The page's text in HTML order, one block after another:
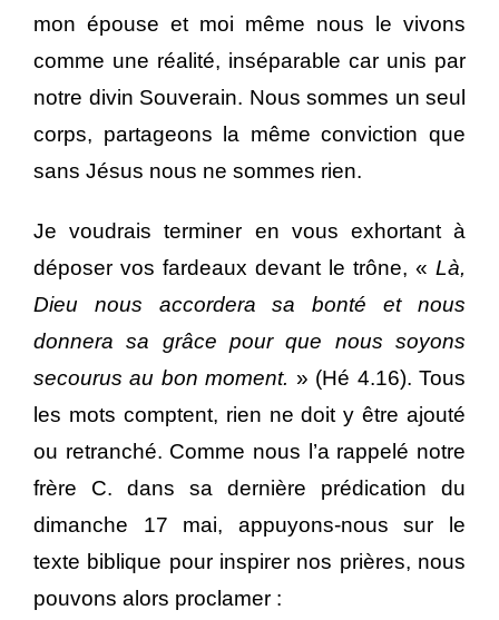
mon épouse et moi même nous le vivons
comme une réalité, inséparable car unis par
notre divin Souverain. Nous sommes un seul
corps, partageons la même conviction que
sans Jésus nous ne sommes rien.
Je voudrais terminer en vous exhortant à
déposer vos fardeaux devant le trône, « Là,
Dieu nous accordera sa bonté et nous
donnera sa grâce pour que nous soyons
secourus au bon moment. » (Hé 4.16). Tous
les mots comptent, rien ne doit y être ajouté
ou retranché. Comme nous l’a rappelé notre
frère C. dans sa dernière prédication du
dimanche 17 mai, appuyons-nous sur le
texte biblique pour inspirer nos prières, nous
pouvons alors proclamer :